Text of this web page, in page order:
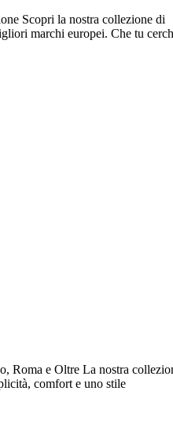
Scopri la nostra collezione di
marchi europei. Che tu
Roma e Oltre La nostra
comfort e uno stile